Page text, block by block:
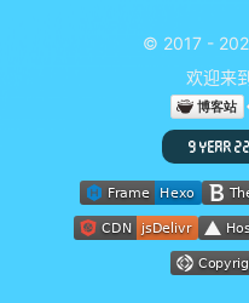
© 2017 -
欢迎来
9 YEAR